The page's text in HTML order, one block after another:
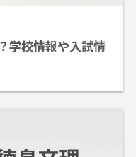
学校情報や入試情